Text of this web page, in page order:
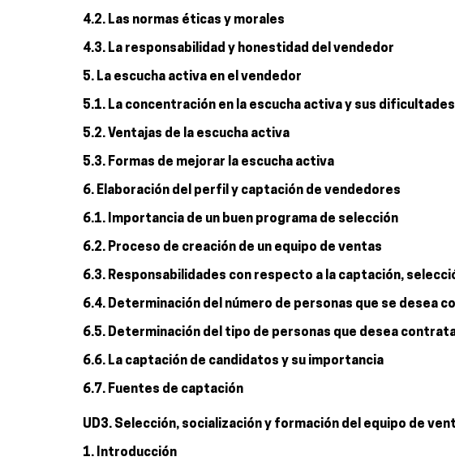
4.2. Las normas éticas y morales
4.3. La responsabilidad y honestidad del vendedor
5. La escucha activa en el vendedor
5.1. La concentración en la escucha activa y sus dificultades
5.2. Ventajas de la escucha activa
5.3. Formas de mejorar la escucha activa
6. Elaboración del perfil y captación de vendedores
6.1. Importancia de un buen programa de selección
6.2. Proceso de creación de un equipo de ventas
6.3. Responsabilidades con respecto a la captación,
6.4. Determinación del número de personas que se desea
6.5. Determinación del tipo de personas que desea
6.6. La captación de candidatos y su importancia
6.7. Fuentes de captación
UD3. Selección, socialización y formación del equipo de
1. Introducción